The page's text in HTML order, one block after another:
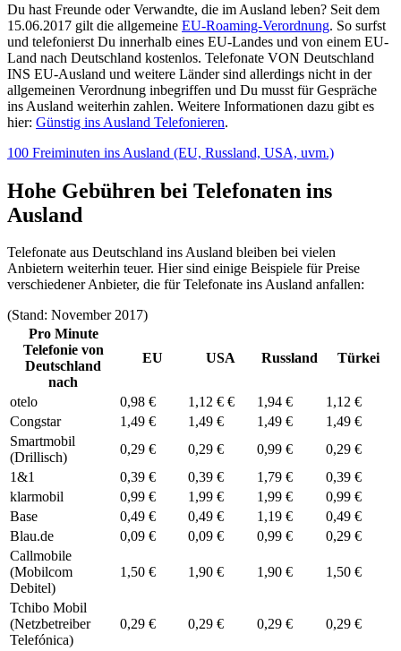
Du hast Freunde oder Verwandte, die im Ausland leben? Seit dem
15.06.2017 gilt die allgemeine EU-Roaming-Verordnung. So surfst
und telefonierst Du innerhalb eines EU-Landes und von einem EU-
Land nach Deutschland kostenlos. Telefonate VON Deutschland
INS EU-Ausland und weitere Länder sind allerdings nicht in der
allgemeinen Verordnung inbegriffen und Du musst für Gespräche
ins Ausland weiterhin zahlen. Weitere Informationen dazu gibt es
hier: Günstig ins Ausland Telefonieren.
100 Freiminuten ins Ausland (EU, Russland, USA, uvm.)
Hohe Gebühren bei Telefonaten ins
Ausland
Telefonate aus Deutschland ins Ausland bleiben bei vielen
Anbietern weiterhin teuer. Hier sind einige Beispiele für Preise
verschiedener Anbieter, die für Telefonate ins Ausland anfallen:
(Stand: November 2017)
Pro Minute
Telefonie von
Deutschland
nach
EU USA Russland Türkei
otelo 0,98 € 1,12 € € 1,94 €
1,12 €
Congstar
1,49 € 1,49 € 1,49 €
1,49 €
Smartmobil
(Drillisch)
0,29 € 0,29 € 0,99 €
0,29 €
1&1
0,39 € 0,39 € 1,79 €
0,39 €
klarmobil
0,99 € 1,99 € 1,99 €
0,99 €
Base
0,49 € 0,49 € 1,19 €
0,49 €
Blau.de
0,09 € 0,09 € 0,99 €
0,29 €
Callmobile
(Mobilcom
Debitel)
1,50 € 1,90 € 1,90 € 1,50 €
Tchibo Mobil
(Netzbetreiber
Telefónica)
0,29 € 0,29 € 0,29 € 0,29 €